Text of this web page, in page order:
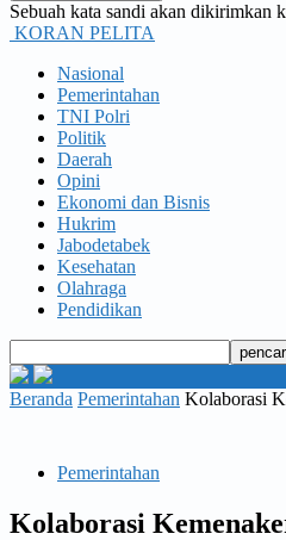
Sebuah kata sandi akan dikirimkan
KORAN PELITA
Nasional
Pemerintahan
TNI Polri
Politik
Daerah
Opini
Ekonomi dan Bisnis
Hukrim
Jabodetabek
Kesehatan
Olahraga
Pendidikan
Beranda Pemerintahan Kolaborasi
Pemerintahan
Kolaborasi